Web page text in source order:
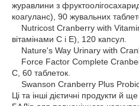
журавлини з
коагуланс), 90 жувальних
Nutricost Cranberry with
вітамінами C і E), 120 капсул.
Nature's Way Urinary with
Force Factor Complete
C, 60 таблеток.
Swanson Cranberry Plus
Ці та інші дієтичні продукти й